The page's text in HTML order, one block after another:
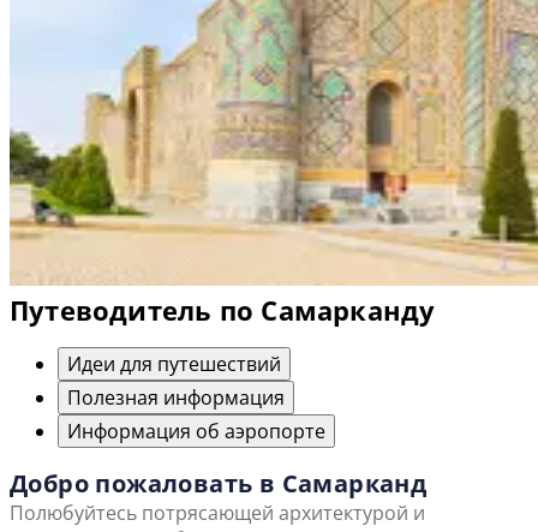
Путеводитель по Самарканду
Идеи для путешествий
Полезная информация
Информация об аэропорте
Добро пожаловать в Самарканд
Полюбуйтесь потрясающей архитектурой и